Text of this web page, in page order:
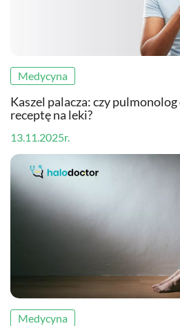
Medycyna
Kaszel palacza: czy
receptę na leki?
13.11.2025r.
Medycyna